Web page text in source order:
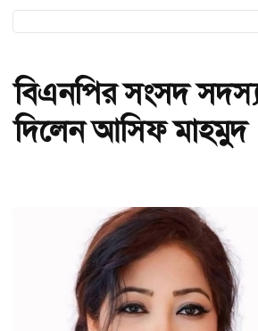
বিএনপির সংসদ
দিলেন আসিফ মাহমুদ